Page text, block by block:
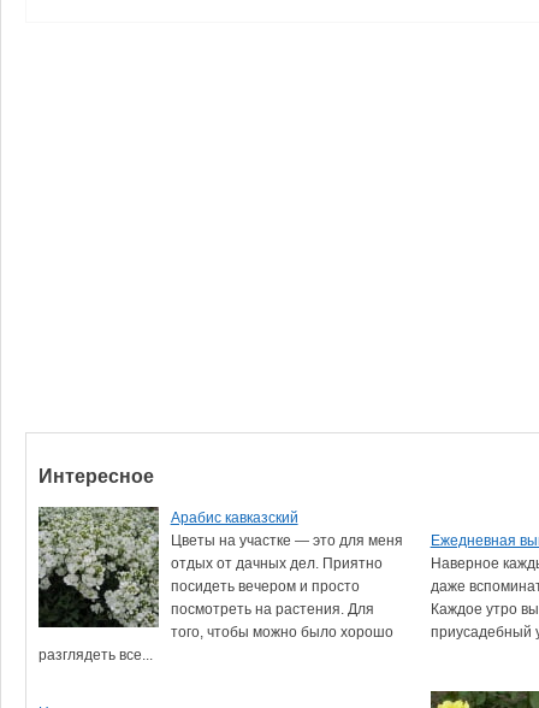
Интересное
Арабис кавказский
Цветы на участке — это для меня
отдых от дачных дел. Приятно
посидеть вечером и просто
посмотреть на растения. Для
того, чтобы можно было хорошо
разглядеть все...
Ежедневная
Наверное
даже
Каждое утро
приусадебный